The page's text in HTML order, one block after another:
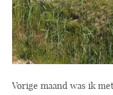
Vorige maand was ik